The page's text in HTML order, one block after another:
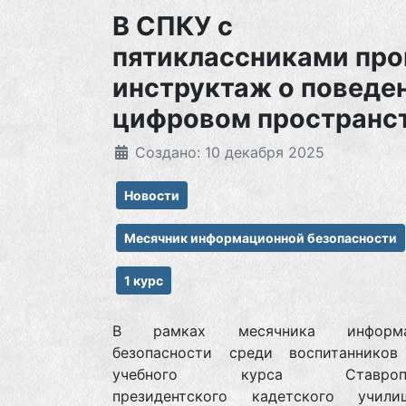
В СПКУ с
пятиклассниками
инструктаж о
цифровом
Создано: 10 декабря 2025
Новости
Месячник информационной безопасности
1 курс
В рамках месячника
безопасности среди
учебного курса
президентского кадетского